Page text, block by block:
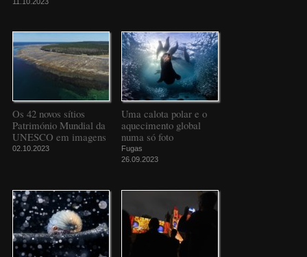
Os 42 novos sítios
Património Mundial da
UNESCO em imagens
02.10.2023
Uma calota polar e o
aquecimento global
numa só foto
Fugas
26.09.2023